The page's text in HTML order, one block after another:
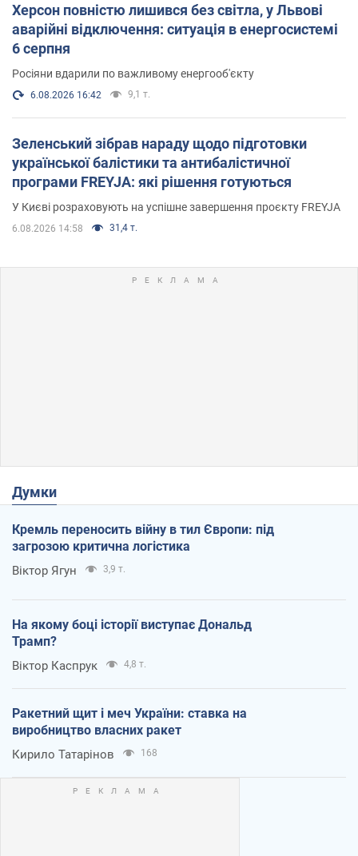
Херсон повністю лишився без світла, у Львові
аварійні відключення: ситуація в енергосистемі
6 серпня
Росіяни вдарили по важливому енергооб'єкту
6.08.2026 16:42 9,1 т.
Зеленський зібрав нараду щодо підготовки
української балістики та антибалістичної
програми FREYJA: які рішення готуються
У Києві розраховують на успішне завершення проєкту FREYJA
6.08.2026 14:58 31,4 т.
Думки
Кремль переносить війну в тил Європи: під
загрозою критична логістика
Віктор Ягун 3,9 т.
На якому боці історії виступає Дональд
Трамп?
Віктор Каспрук 4,8 т.
Ракетний щит і меч України: ставка на
виробництво власних ракет
Кирило Татарінов 168